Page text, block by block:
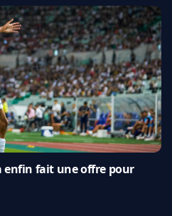
enfin fait une offre pour